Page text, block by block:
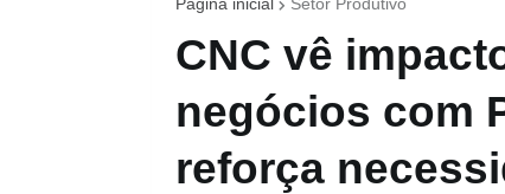
CNC vê
negócios com
reforça